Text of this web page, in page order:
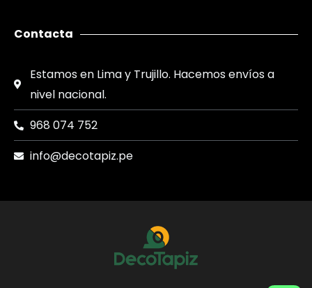
Contacta
Estamos en Lima y Trujillo. Hacemos envíos a
nivel nacional.
968 074 752
info@decotapiz.pe